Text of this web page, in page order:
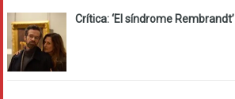
Crítica: ‘El síndrome Rembrandt’